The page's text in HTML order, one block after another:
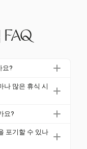
FAQ
요?
원에게 30분의
다. 이 휴식은 일
무 5시간이 끝나
나 많은 휴식 시
요구되지 않습
시간 사이의 근
합니다. 더 긴 근
요?
근무 시간으로
무급이며, 직원이
포기할 수 있나